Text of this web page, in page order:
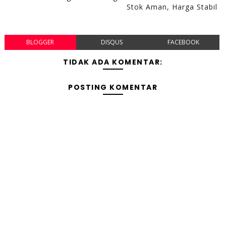
Stok Aman, Harga Stabil
BLOGGER DISQUS FACEBOOK
TIDAK ADA KOMENTAR:
POSTING KOMENTAR